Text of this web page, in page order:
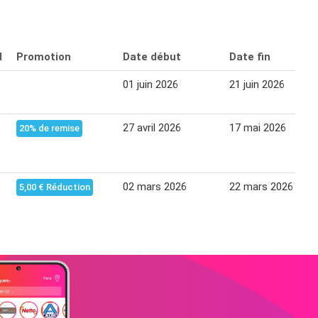
Promotion Date début Date fin
01 juin 2026 21 juin 2026
20% de remise 27 avril 2026 17 mai 2026
5,00 € Réduction 02 mars 2026 22 mars 2026